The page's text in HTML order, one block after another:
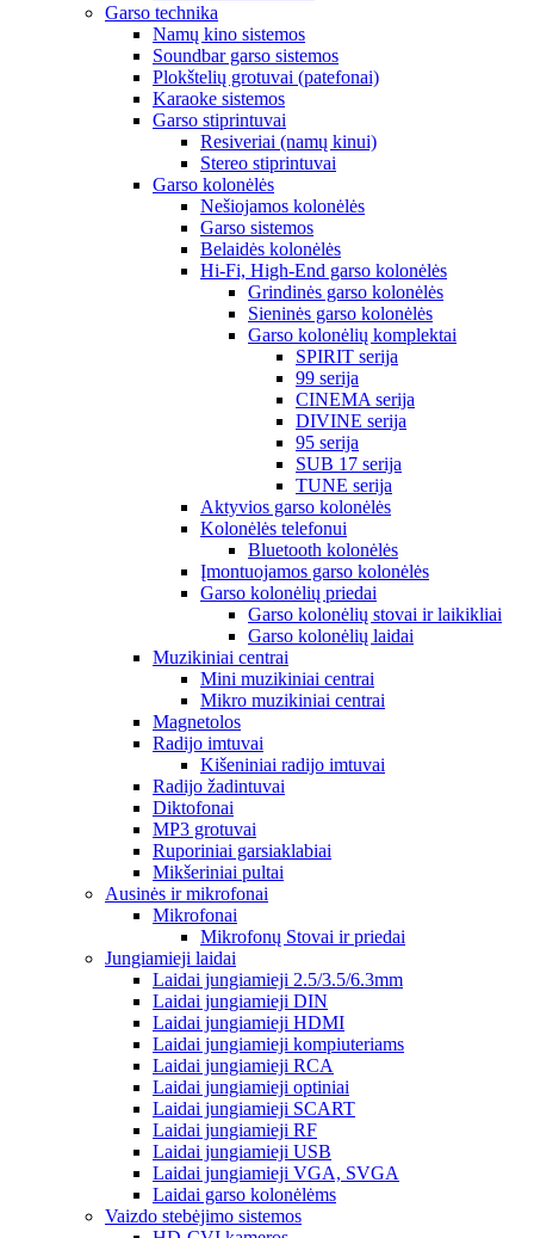
Garso technika
Namų kino sistemos
Soundbar garso sistemos
Plokštelių grotuvai (patefonai)
Karaoke sistemos
Garso stiprintuvai
Resiveriai (namų kinui)
Stereo stiprintuvai
Garso kolonėlės
Nešiojamos kolonėlės
Garso sistemos
Belaidės kolonėlės
Hi-Fi, High-End garso kolonėlės
Grindinės garso kolonėlės
Sieninės garso kolonėlės
Garso kolonėlių komplektai
SPIRIT serija
99 serija
CINEMA serija
DIVINE serija
95 serija
SUB 17 serija
TUNE serija
Aktyvios garso kolonėlės
Kolonėlės telefonui
Bluetooth kolonėlės
Įmontuojamos garso kolonėlės
Garso kolonėlių priedai
Garso kolonėlių stovai ir laikikliai
Garso kolonėlių laidai
Muzikiniai centrai
Mini muzikiniai centrai
Mikro muzikiniai centrai
Magnetolos
Radijo imtuvai
Kišeniniai radijo imtuvai
Radijo žadintuvai
Diktofonai
MP3 grotuvai
Ruporiniai garsiaklabiai
Mikšeriniai pultai
Ausinės ir mikrofonai
Mikrofonai
Mikrofonų Stovai ir priedai
Jungiamieji laidai
Laidai jungiamieji 2.5/3.5/6.3mm
Laidai jungiamieji DIN
Laidai jungiamieji HDMI
Laidai jungiamieji kompiuteriams
Laidai jungiamieji RCA
Laidai jungiamieji optiniai
Laidai jungiamieji SCART
Laidai jungiamieji RF
Laidai jungiamieji USB
Laidai jungiamieji VGA, SVGA
Laidai garso kolonėlėms
Vaizdo stebėjimo sistemos